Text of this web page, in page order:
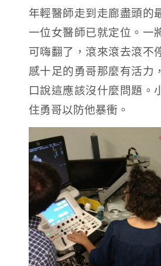
年輕醫師走到走廊盡頭的
一位女醫師已就定位。一
可嗨翻了，滾來滾去滾不
感十足的勇哥那麼有活力
口說這應該沒什麼問題。
住勇哥以防他暴衝。